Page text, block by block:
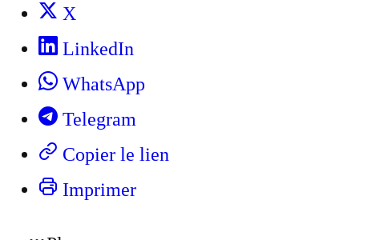
X
LinkedIn
WhatsApp
Telegram
Copier le lien
Imprimer